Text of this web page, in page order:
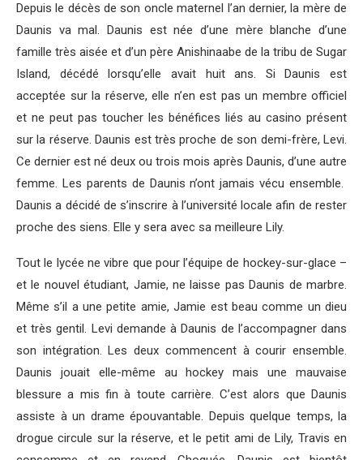
Depuis le décès de son oncle maternel l’an dernier, la mère de
Daunis va mal. Daunis est née d’une mère blanche d’une
famille très aisée et d’un père Anishinaabe de la tribu de Sugar
Island, décédé lorsqu’elle avait huit ans. Si Daunis est
acceptée sur la réserve, elle n’en est pas un membre officiel
et ne peut pas toucher les bénéfices liés au casino présent
sur la réserve. Daunis est très proche de son demi-frère, Levi.
Ce dernier est né deux ou trois mois après Daunis, d’une autre
femme. Les parents de Daunis n’ont jamais vécu ensemble.
Daunis a décidé de s’inscrire à l’université locale afin de rester
proche des siens. Elle y sera avec sa meilleure Lily.
Tout le lycée ne vibre que pour l’équipe de hockey-sur-glace –
et le nouvel étudiant, Jamie, ne laisse pas Daunis de marbre.
Même s’il a une petite amie, Jamie est beau comme un dieu
et très gentil. Levi demande à Daunis de l’accompagner dans
son intégration. Les deux commencent à courir ensemble.
Daunis jouait elle-même au hockey mais une mauvaise
blessure a mis fin à toute carrière. C’est alors que Daunis
assiste à un drame épouvantable. Depuis quelque temps, la
drogue circule sur la réserve, et le petit ami de Lily, Travis en